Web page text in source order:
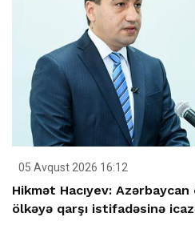
05 Avqust 2026 16:12
Hikmət Hacıyev:
ölkəyə qarşı istifadəsinə